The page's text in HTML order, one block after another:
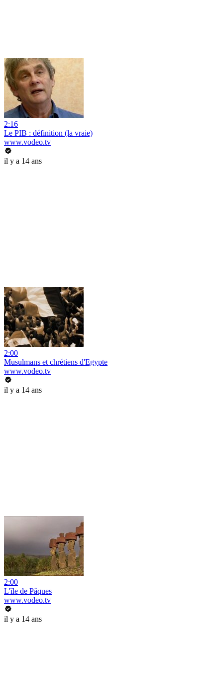
2:16
Le PIB : définition (la vraie)
www.vodeo.tv
il y a 14 ans
2:00
Musulmans et chrétiens d'Egypte
www.vodeo.tv
il y a 14 ans
2:00
L'île de Pâques
www.vodeo.tv
il y a 14 ans